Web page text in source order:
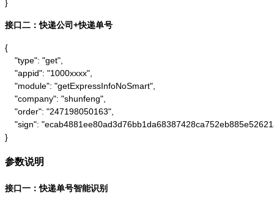
}
接口二：快递公司+快递单号
{
    "type": "get",
    "appid": "1000xxxx",
    "module": "getExpressInfoNoSmart",
    "company": "shunfeng",
    "order": "247198050163",
"sign":
}
参数说明
接口一：快递单号智能识别